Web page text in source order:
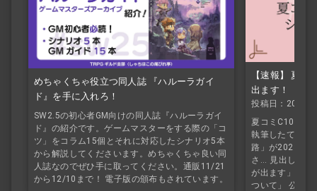
めちゃくちゃ役立つ同人誌 『ハルーラガイ
ド』を手に入れろ！
SW2.5の初心者GM向けの同人誌『ハルーラガイ
ド』の紹介です。ゲームマスターをする際の「コ
ツ」をコラム15個とそれに対応したシナリオ5本
から解説してくださいます。めちゃくちゃ良い同
人誌なのでぜひ手に取ってください。通販11/21
から12/10まで！ 電子版の頒布もされています。
【速報】 夏コ
出ます！
投稿日：2023/
夏コミC102に
執筆したている
路」が2023年
さ... 見出し「
が出ます」「同
ついて」 公開